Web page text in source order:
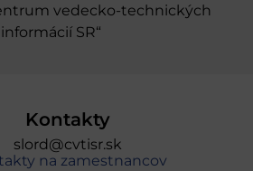
vedecko-technických
informácií SR“
Kontakty
slord@cvtisr.sk
na zamestnancov